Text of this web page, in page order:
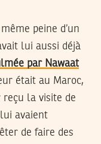
peine d’un
lui aussi déjà
par Nawaat
était au Maroc,
la visite de
avaient
de faire des